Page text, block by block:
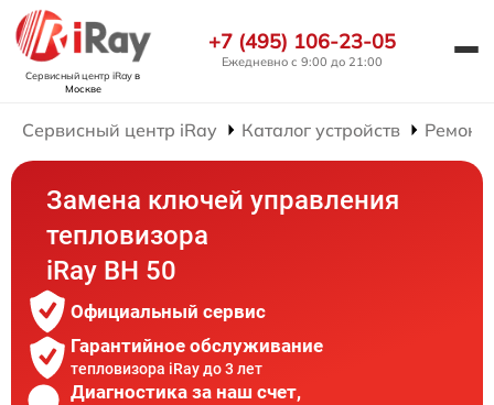
Сервисный центр iRayв
Москве
+7 (495) 106-23-05
Ежедневно с 9:00 до 21:00
Сервисный центр iRay Каталог устройств Ремонт
Замена ключей управления
тепловизора
iRay BH 50
Официальный сервис
Гарантийное обслуживание
тепловизора iRay до 3 лет
Диагностика за наш счет,